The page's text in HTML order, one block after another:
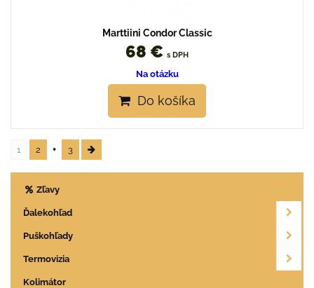
Marttiini Condor Classic
68 € s DPH
Na otázku
Do košíka
1 2 3
Zľavy
Ďalekohľad
Puškohľady
Termovizia
Kolimátor